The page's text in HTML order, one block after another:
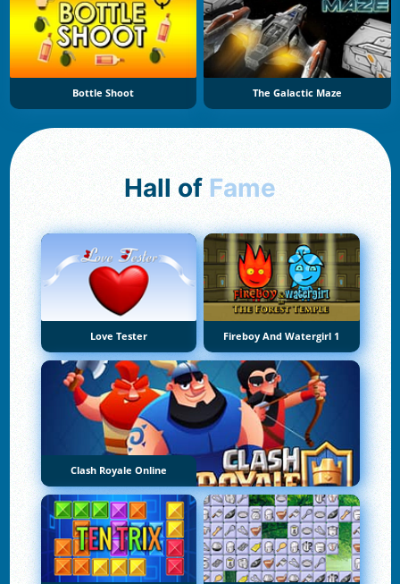
Bottle Shoot The Galactic Maze
Hall of Fame
Love Tester Fireboy And Watergirl 1
Clash Royale Online